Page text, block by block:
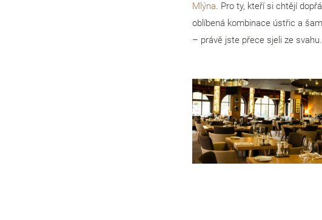
Mlýna. Pro ty, kteří si chtějí
oblíbená kombinace ústřic a
– právě jste přece sjeli ze svahu.